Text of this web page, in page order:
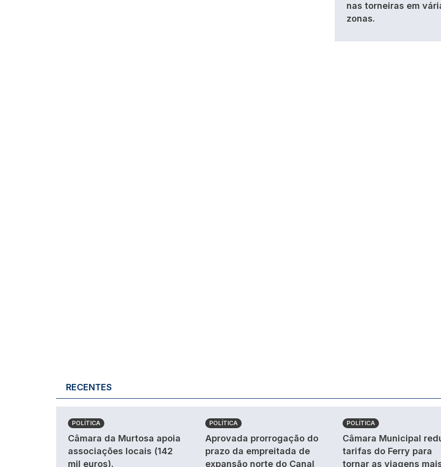
nas torneiras em
zonas.
RECENTES
POLÍTICA
Câmara da Murtosa apoia
associações locais (142
mil euros).
POLÍTICA
Aprovada prorrogação do
prazo da empreitada de
expansão norte do Canal
POLÍTICA
Câmara Municipal
tarifas do Ferry para
tornar as viagens